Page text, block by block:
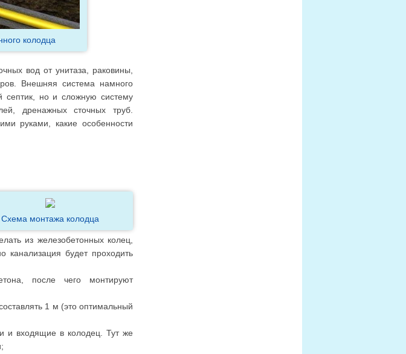
колодца
вод от унитаза, раковины,
Внешняя система намного
септик, но и сложную систему
дренажных сточных труб.
руками, какие особенности
Схема монтажа колодца
из железобетонных колец,
канализация будет проходить
после чего монтируют
1 м (это оптимальный
и входящие в колодец. Тут же